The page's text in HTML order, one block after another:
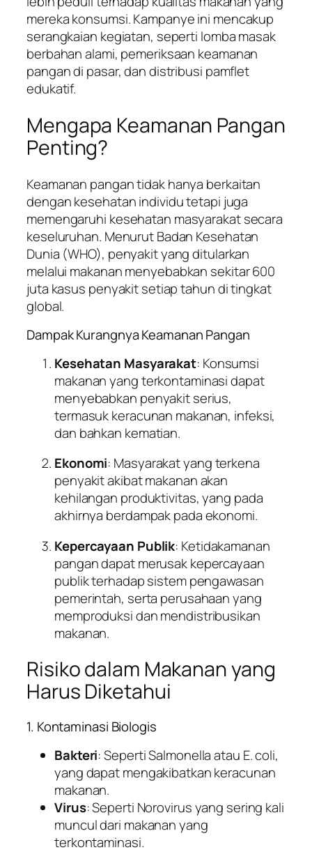
mereka konsumsi. Kampanye ini mencakup
serangkaian kegiatan, seperti lomba masak
berbahan alami, pemeriksaan keamanan
pangan di pasar, dan distribusi pamflet
edukatif.
Mengapa Keamanan Pangan
Penting?
Keamanan pangan tidak hanya berkaitan
dengan kesehatan individu tetapi juga
memengaruhi kesehatan masyarakat secara
keseluruhan. Menurut Badan Kesehatan
Dunia (WHO), penyakit yang ditularkan
melalui makanan menyebabkan sekitar 600
juta kasus penyakit setiap tahun di tingkat
global.
Dampak Kurangnya Keamanan Pangan
Kesehatan Masyarakat: Konsumsi
makanan yang terkontaminasi dapat
menyebabkan penyakit serius,
termasuk keracunan makanan, infeksi,
dan bahkan kematian.
Ekonomi: Masyarakat yang terkena
penyakit akibat makanan akan
kehilangan produktivitas, yang pada
akhirnya berdampak pada ekonomi.
Kepercayaan Publik: Ketidakamanan
pangan dapat merusak kepercayaan
publik terhadap sistem pengawasan
pemerintah, serta perusahaan yang
memproduksi dan mendistribusikan
makanan.
Risiko dalam Makanan yang
Harus Diketahui
1. Kontaminasi Biologis
Bakteri: Seperti Salmonella atau E. coli,
yang dapat mengakibatkan keracunan
makanan.
Virus: Seperti Norovirus yang sering kali
muncul dari makanan yang
terkontaminasi.